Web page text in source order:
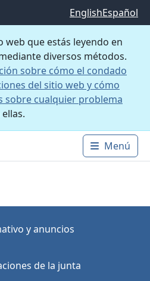
EnglishEspañol
web que estás leyendo en
diversos métodos.
sobre cómo el condado
del sitio web y cómo
sobre cualquier problema
Main
Menú
y anuncios
de la junta